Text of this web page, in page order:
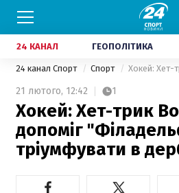
24 КАНАЛ ГЕОПОЛІТИКА
24 канал Спорт Спорт
21 лютого, 12:42 1
Хокей: Хет-трик
допоміг
тріумфувати в